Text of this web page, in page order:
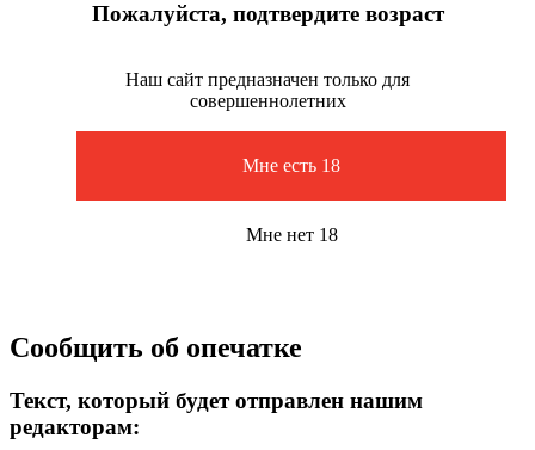
Пожалуйста, подтвердите возраст
Наш сайт предназначен только для
совершеннолетних
Мне есть 18
Мне нет 18
Сообщить об опечатке
Текст, который будет отправлен нашим
редакторам: